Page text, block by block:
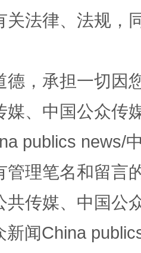
关法律、法规，
德，承担一切因
媒、中国公众传
publics news/
管理笔名和留言
共传媒、中国公
新闻China